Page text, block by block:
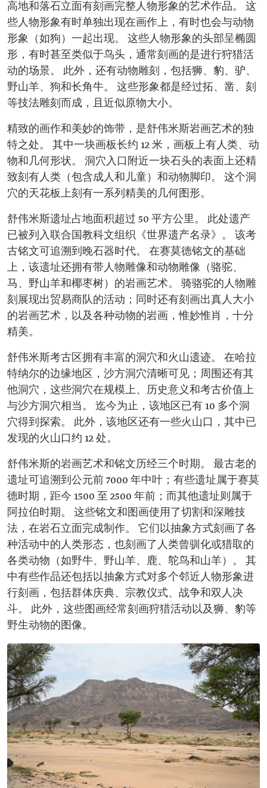
高地和落石立面有刻画完整人物形象的艺术作品。 这
些人物形象有时单独出现在画作上，有时也会与动物
形象（如狗）一起出现。 这些人物形象的头部呈椭圆
形，有时甚至类似于鸟头，通常刻画的是进行狩猎活
动的场景。 此外，还有动物雕刻，包括狮、豹、驴、
野山羊、狗和长角牛。 这些形象都是经过拓、凿、刻
等技法雕刻而成，且近似原物大小。
精致的画作和美妙的饰带，是舒伟米斯岩画艺术的独
特之处。 其中一块画板长约 12 米，画板上有人类、动
物和几何形状。 洞穴入口附近一块石头的表面上还精
致刻有人类（包含成人和儿童）和动物脚印。 这个洞
穴的天花板上刻有一系列精美的几何图形。
舒伟米斯遗址占地面积超过 50 平方公里。 此处遗产
已被列入联合国教科文组织《世界遗产名录》。 该考
古铭文可追溯到晚石器时代。 在赛莫德铭文的基础
上，该遗址还拥有带人物雕像和动物雕像（骆驼、
马、野山羊和椰枣树）的岩画艺术。 骑骆驼的人物雕
刻展现出贸易商队的活动；同时还有刻画出真人大小
的岩画艺术，以及各种动物的岩画，惟妙惟肖，十分
精美。
舒伟米斯考古区拥有丰富的洞穴和火山遗迹。 在哈拉
特纳尔的边缘地区，沙方洞穴清晰可见；周围还有其
他洞穴，这些洞穴在规模上、历史意义和考古价值上
与沙方洞穴相当。 迄今为止，该地区已有 10 多个洞
穴得到探索。 此外，该地区还有一些火山口，其中已
发现的火山口约 12 处。
舒伟米斯的岩画艺术和铭文历经三个时期。 最古老的
遗址可追溯到公元前 7000 年中叶；有些遗址属于赛莫
德时期，距今 1500 至 2500 年前；而其他遗址则属于
阿拉伯时期。 这些铭文和图画使用了切割和深雕技
法，在岩石立面完成制作。 它们以抽象方式刻画了各
种活动中的人类形态，也刻画了人类曾驯化或猎取的
各类动物（如野牛、野山羊、鹿、鸵鸟和山羊）。 其
中有些作品还包括以抽象方式对多个邻近人物形象进
行刻画，包括群体庆典、宗教仪式、战争和双人决
斗。 此外，这些图画经常刻画狩猎活动以及狮、豹等
野生动物的图像。